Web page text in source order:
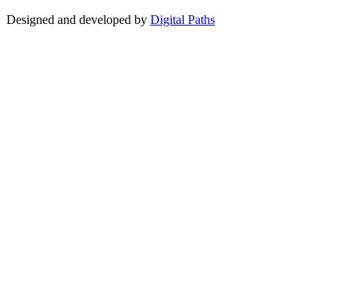
Designed and developed by Digital Paths